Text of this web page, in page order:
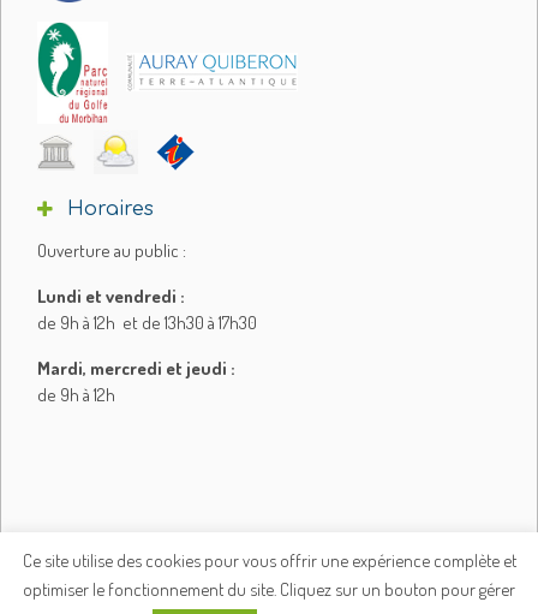
Horaires
Ouverture au public :
Lundi et vendredi :
de 9h à 12h et de 13h30 à 17h30
Mardi, mercredi et jeudi :
de 9h à 12h
Ce site utilise des cookies pour vous offrir une expérience complète et
optimiser le fonctionnement du site. Cliquez sur un bouton pour gérer